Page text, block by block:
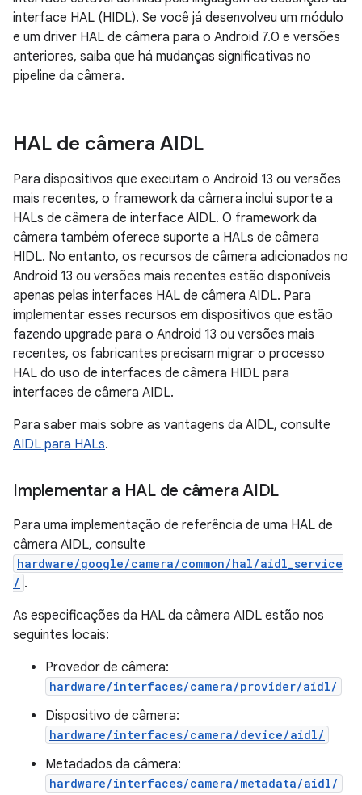
interface HAL (HIDL). Se você já desenvolveu um módulo
e um driver HAL de câmera para o Android 7.0 e versões
anteriores, saiba que há mudanças significativas no
pipeline da câmera.
HAL de câmera AIDL
Para dispositivos que executam o Android 13 ou versões
mais recentes, o framework da câmera inclui suporte a
HALs de câmera de interface AIDL. O framework da
câmera também oferece suporte a HALs de câmera
HIDL. No entanto, os recursos de câmera adicionados no
Android 13 ou versões mais recentes estão disponíveis
apenas pelas interfaces HAL de câmera AIDL. Para
implementar esses recursos em dispositivos que estão
fazendo upgrade para o Android 13 ou versões mais
recentes, os fabricantes precisam migrar o processo
HAL do uso de interfaces de câmera HIDL para
interfaces de câmera AIDL.
Para saber mais sobre as vantagens da AIDL, consulte
AIDL para HALs.
Implementar a HAL de câmera AIDL
Para uma implementação de referência de uma HAL de
câmera AIDL, consulte
hardware/google/camera/common/hal/aidl_service
/ .
As especificações da HAL da câmera AIDL estão nos
seguintes locais:
Provedor de câmera:
hardware/interfaces/camera/provider/aidl/
Dispositivo de câmera:
hardware/interfaces/camera/device/aidl/
Metadados da câmera:
hardware/interfaces/camera/metadata/aidl/